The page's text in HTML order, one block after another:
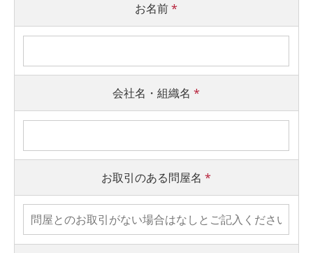
お名前*
会社名・組織名*
お取引のある問屋名*